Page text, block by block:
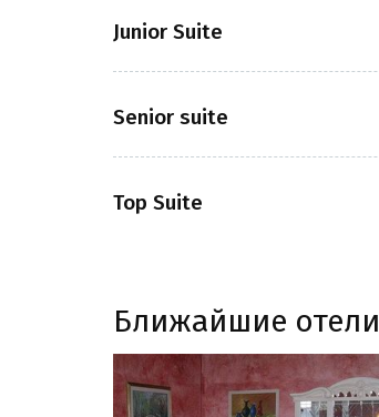
Junior Suite
Senior suite
Top Suite
Ближайшие отели